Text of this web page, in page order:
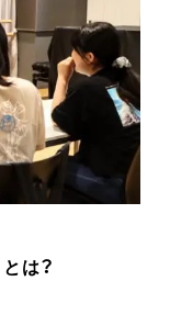
は？